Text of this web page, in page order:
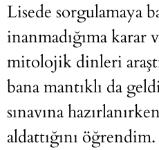
Lisede sorgulamaya
inanmadığıma karar
mitolojik dinleri
bana mantıklı da
sınavına
aldattığını